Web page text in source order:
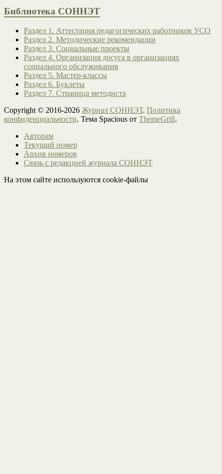
Библиотека СОННЭТ
Раздел 1. Аттестация педагогических работников УСО
Раздел 2. Методические рекомендации
Раздел 3. Социальные проекты
Раздел 4. Организация досуга в организациях
социального обслуживания
Раздел 5. Мастер-классы
Раздел 6. Буклеты
Раздел 7. Страница методиста
Copyright © 2016-2026 Журнал СОННЭТ. Политика
конфиденциальности. Тема Spacious от ThemeGrill.
Авторам
Текущий номер
Архив номеров
Связь с редакцией журнала СОННЭТ
На этом сайте используются cookie-файлы